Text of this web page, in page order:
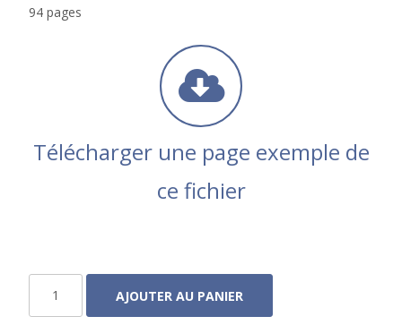
94 pages
Télécharger une page exemple de
ce fichier
AJOUTER AU PANIER